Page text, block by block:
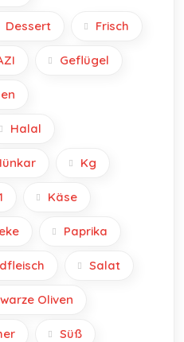
Dessert Frisch
Geflügel
Halal
Kg
Käse
Paprika
Salat
Oliven
Süß